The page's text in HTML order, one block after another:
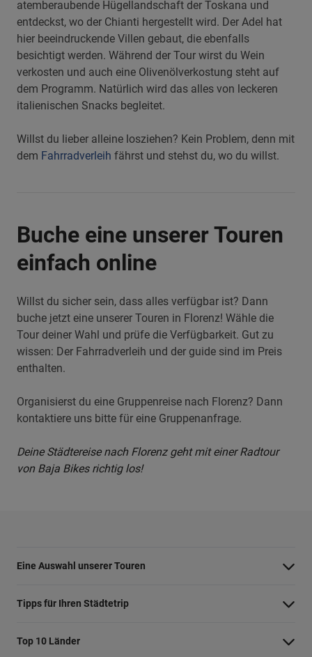
atemberaubende Hügellandschaft der Toskana und
entdeckst, wo der Chianti hergestellt wird. Der Adel hat
hier beeindruckende Villen gebaut, die ebenfalls
besichtigt werden. Während der Tour wirst du Wein
verkosten und auch eine Olivenölverkostung steht auf
dem Programm. Natürlich wird das alles von leckeren
italienischen Snacks begleitet.
Willst du lieber alleine losziehen? Kein Problem, denn mit
dem Fahrradverleih fährst und stehst du, wo du willst.
Buche eine unserer Touren
einfach online
Willst du sicher sein, dass alles verfügbar ist? Dann
buche jetzt eine unserer Touren in Florenz! Wähle die
Tour deiner Wahl und prüfe die Verfügbarkeit. Gut zu
wissen: Der Fahrradverleih und der guide sind im Preis
enthalten.
Organisierst du eine Gruppenreise nach Florenz? Dann
kontaktiere uns bitte für eine Gruppenanfrage.
Deine Städtereise nach Florenz geht mit einer Radtour
von Baja Bikes richtig los!
Eine Auswahl unserer Touren
Barcelona Highlights Tour
Highlights von Paris
Tipps für Ihren Städtetrip
Strände bei Athen
Top 10 Länder